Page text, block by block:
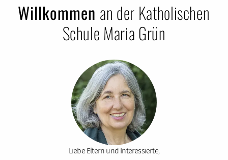
Willkommen an der Katholischen
Schule Maria Grün
Liebe Eltern und Interessierte,